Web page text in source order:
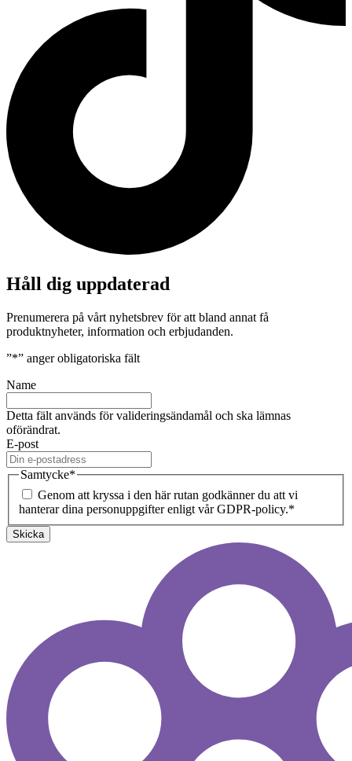
Håll dig uppdaterad
Prenumerera på vårt nyhetsbrev för att bland annat få
produktnyheter, information och erbjudanden.
”*” anger obligatoriska fält
Name
Detta fält används för valideringsändamål och ska lämnas
oförändrat.
E-post
Samtycke*
Genom att kryssa i den här rutan godkänner du att vi
hanterar dina personuppgifter enligt vår GDPR-policy.*
Skicka